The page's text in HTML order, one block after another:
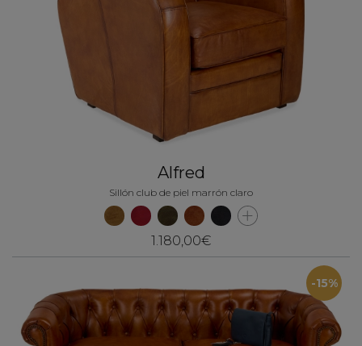
Alfred
Sillón club de piel marrón claro
1.180,00€
-15%